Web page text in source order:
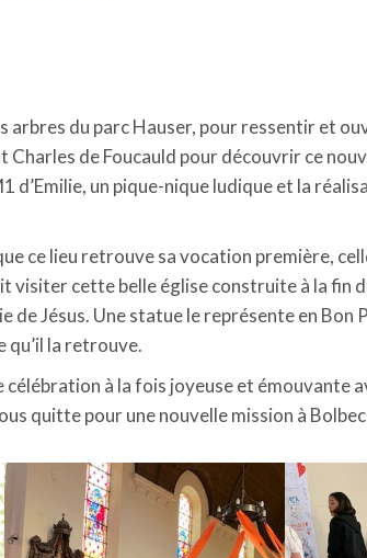
arbres du parc Hauser, pour ressentir et
Charles de Foucauld pour découvrir ce
d’Emilie, un pique-nique ludique et la
ce lieu retrouve sa vocation première,
visiter cette belle église construite à la fin
Jésus. Une statue le représente en Bon
qu’il la retrouve.
célébration à la fois joyeuse et émouvante
quitte pour une nouvelle mission à